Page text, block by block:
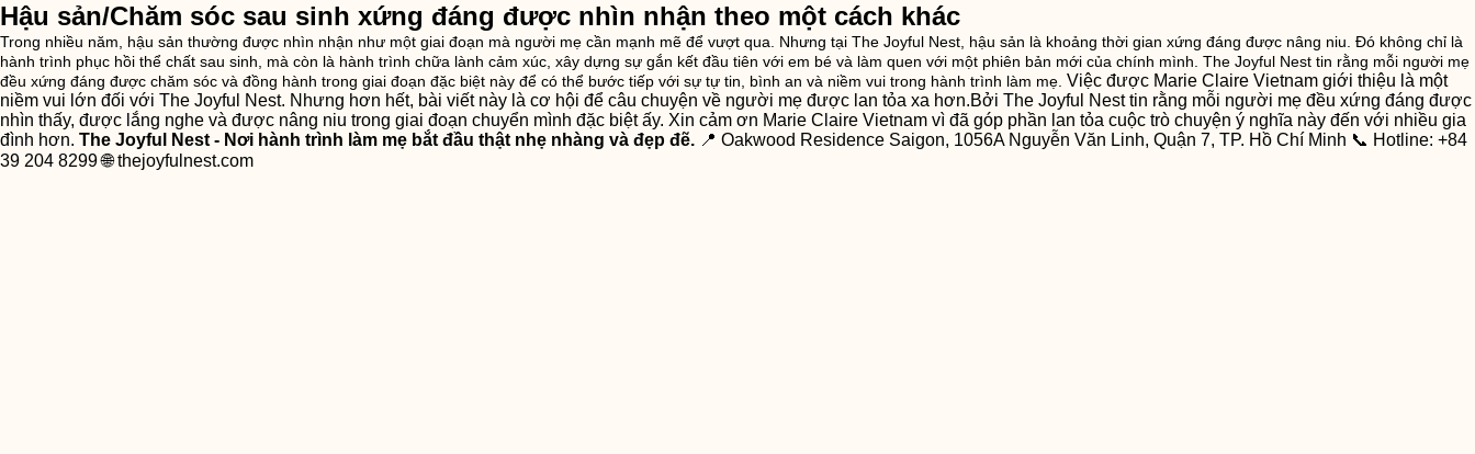
Hậu sản/Chăm sóc sau sinh xứng đáng được nhìn nhận theo một cách khác
Trong nhiều năm, hậu sản thường được nhìn nhận như một giai đoạn mà người mẹ cần mạnh mẽ để vượt qua. Nhưng tại The Joyful Nest, hậu sản là khoảng thời gian xứng đáng được nâng niu. Đó không chỉ là
hành trình phục hồi thể chất sau sinh, mà còn là hành trình chữa lành cảm xúc, xây dựng sự gắn kết đầu tiên với em bé và làm quen với một phiên bản mới của chính mình. The Joyful Nest tin rằng mỗi người mẹ
đều xứng đáng được chăm sóc và đồng hành trong giai đoạn đặc biệt này để có thể bước tiếp với sự tự tin, bình an và niềm vui trong hành trình làm mẹ. Việc được Marie Claire Vietnam giới thiệu là một
niềm vui lớn đối với The Joyful Nest. Nhưng hơn hết, bài viết này là cơ hội để câu chuyện về người mẹ được lan tỏa xa hơn.Bởi The Joyful Nest tin rằng mỗi người mẹ đều xứng đáng được
nhìn thấy, được lắng nghe và được nâng niu trong giai đoạn chuyển mình đặc biệt ấy. Xin cảm ơn Marie Claire Vietnam vì đã góp phần lan tỏa cuộc trò chuyện ý nghĩa này đến với nhiều gia
đình hơn. The Joyful Nest - Nơi hành trình làm mẹ bắt đầu thật nhẹ nhàng và đẹp đẽ. 📍 Oakwood Residence Saigon, 1056A Nguyễn Văn Linh, Quận 7, TP. Hồ Chí Minh 📞 Hotline: +84
39 204 8299 🌐 thejoyfulnest.com